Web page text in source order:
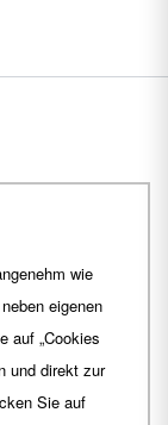
wie
eigenen
auf „Cookies
und direkt zur
Sie auf